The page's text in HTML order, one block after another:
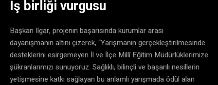
​İş birliği vurgusu
​Başkan Ilgar, projenin başarısında kurumlar arası
dayanışmanın altını çizerek, “Yarışmanın gerçekleştirilmesinde
desteklerini esirgemeyen İl ve İlçe Millî Eğitim Müdürlüklerimize
şükranlarımızı sunuyoruz. Sağlıklı, bilinçli ve başarılı nesillerin
yetişmesine katkı sağlayan bu anlamlı yarışmada ödül alan